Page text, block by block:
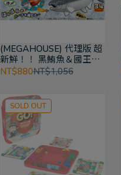
(MEGAHOUSE) 代理版 超
新鮮！！ 黑鮪魚＆國王鮭
魚 套組 趣味拼圖
NT$880NT$1,056
SOLD OUT